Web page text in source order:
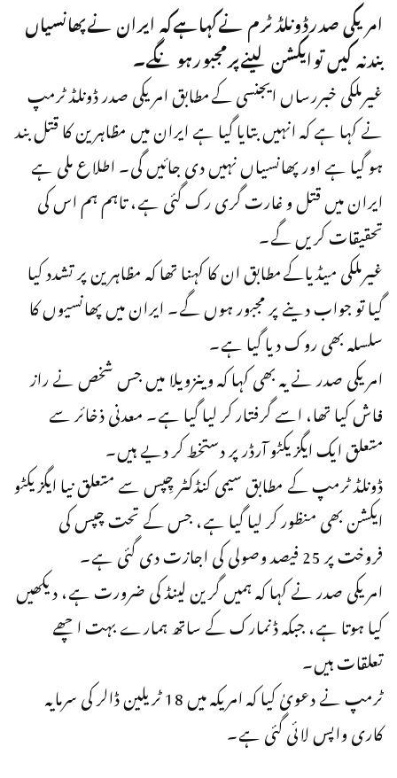
امریکی صدرڈونلڈٹرم نےکہاہےکہ ایران نےپھانسیاں
بندنہ کیں توایکشن لینےپرمجبورہونگے۔
غیرملکی خبررساں ایجنسی کےمطابق امریکی صدر ڈونلڈ ٹرمپ
نے کہا ہے کہ انہیں بتایا گیا ہے ایران میں مظاہرین کا قتل بند
ہو گیا ہے اور پھانسیاں نہیں دی جائیں گی۔ اطلاع ملی ہے
ایران میں قتل و غارت گری رک گئی ہے، تاہم ہم اس کی
تحقیقات کریں گے۔
غیرملکی میڈیاکےمطابق ان کا کہنا تھا کہ مظاہرین پر تشدد کیا
گیا تو جواب دینے پر مجبور ہوں گے۔ ایران میں پھانسیوں کا
سلسلہ بھی روک دیا گیا ہے۔
امریکی صدر نے یہ بھی کہا کہ وینزویلا میں جس شخص نے راز
فاش کیا تھا، اسے گرفتار کر لیا گیا ہے۔ معدنی ذخائر سے
متعلق ایک ایگزیکٹو آرڈر پر دستخط کر دیے ہیں۔
ڈونلڈ ٹرمپ کے مطابق سیمی کنڈکٹر چِپس سے متعلق نیا ایگزیکٹو
ایکشن بھی منظور کر لیا گیا ہے، جس کے تحت چپس کی
فروخت پر 25 فیصد وصولی کی اجازت دی گئی ہے۔
امریکی صدر نے کہا کہ ہمیں گرین لینڈ کی ضرورت ہے، دیکھیں
کیا ہوتا ہے، جبکہ ڈنمارک کے ساتھ ہمارے بہت اچھے
تعلقات ہیں۔
ٹرمپ نے دعویٰ کیا کہ امریکہ میں 18 ٹریلین ڈالر کی سرمایہ
کاری واپس لائی گئی ہے۔